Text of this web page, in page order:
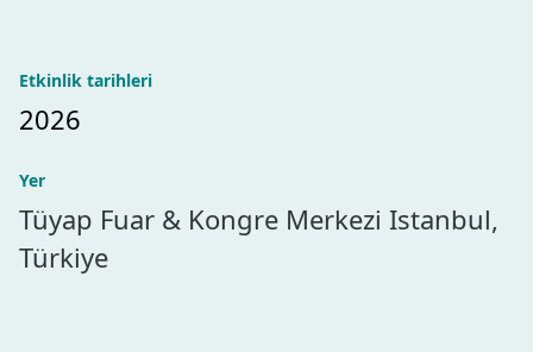
Etkinlik tarihleri
2026
Yer
Tüyap Fuar & Kongre Merkezi Istanbul,
Türkiye